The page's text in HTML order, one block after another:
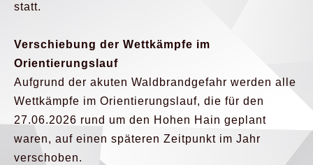
statt.
Verschiebung der Wettkämpfe im
Orientierungslauf
Aufgrund der akuten Waldbrandgefahr werden alle
Wettkämpfe im Orientierungslauf, die für den
27.06.2026 rund um den Hohen Hain geplant
waren, auf einen späteren Zeitpunkt im Jahr
verschoben.